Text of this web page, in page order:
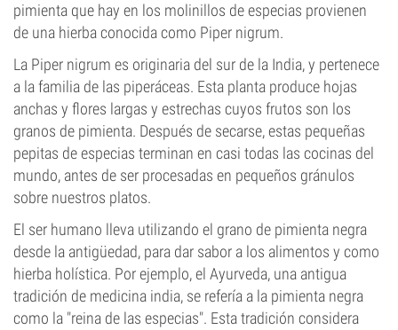
pimienta que hay en los molinillos de especias provienen
de una hierba conocida como Piper nigrum.
La Piper nigrum es originaria del sur de la India, y pertenece
a la familia de las piperáceas. Esta planta produce hojas
anchas y flores largas y estrechas cuyos frutos son los
granos de pimienta. Después de secarse, estas pequeñas
pepitas de especias terminan en casi todas las cocinas del
mundo, antes de ser procesadas en pequeños gránulos
sobre nuestros platos.
El ser humano lleva utilizando el grano de pimienta negra
desde la antigüedad, para dar sabor a los alimentos y como
hierba holística. Por ejemplo, el Ayurveda, una antigua
tradición de medicina india, se refería a la pimienta negra
como la "reina de las especias". Esta tradición considera